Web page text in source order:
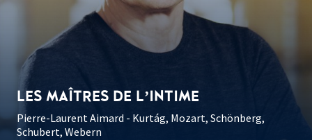
LES MAÎTRES DE L’INTIME
Pierre-Laurent Aimard - Kurtág, Mozart, Schönberg,
Schubert, Webern